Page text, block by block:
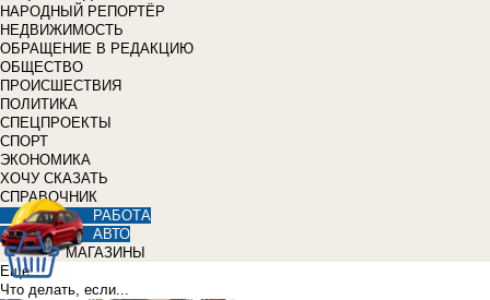
НАРОДНЫЙ РЕПОРТЁР
НЕДВИЖИМОСТЬ
ОБРАЩЕНИЕ В РЕДАКЦИЮ
ОБЩЕСТВО
ПРОИСШЕСТВИЯ
ПОЛИТИКА
СПЕЦПРОЕКТЫ
СПОРТ
ЭКОНОМИКА
ХОЧУ СКАЗАТЬ
СПРАВОЧНИК
РАБОТА
АВТО
МАГАЗИНЫ
Еще
Что делать, если...